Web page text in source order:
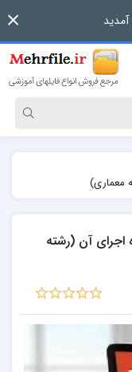
معماری)
اجرای آن (رشته